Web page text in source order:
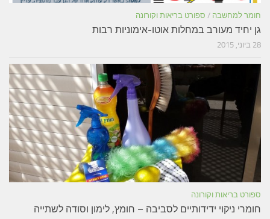
חומר למחשבה / ספורט בריאות וקורונה
גן יחיד מעורב במחלות אוטו-אימוניות רבות
28 ביוני, 2015
ספורט בריאות וקורונה
חומרי ניקוי ידידותיים לסביבה – חומץ, לימון וסודה לשתייה